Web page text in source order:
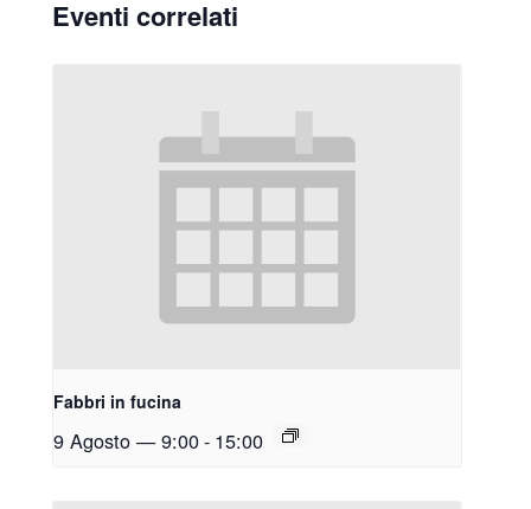
Eventi correlati
Fabbri in fucina
9 Agosto — 9:00- 15:00